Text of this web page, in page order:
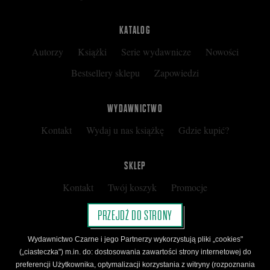
KATALOG
Autorzy Książki Serie wydawnicze
Nowości
Bestsellery sklepu
Zapowiedzi
WYDAWNICTWO
Kontakt Wydaj u nas książkę Gdzie kupić?
SKLEP
Kontakt Twój koszyk
Promocje
Kup kartę podarunkową
Nota prawna
Regulamin
Polityka prywatności
Regulamin Klubu Czarnego
PRZEJDŹ DO STRONY
Wydawnictwo Czarne i jego Partnerzy wykorzystują pliki „cookies"
(„ciasteczka") m.in. do: dostosowania zawartości strony internetowej do
preferencji Użytkownika, optymalizacji korzystania z witryny (rozpoznania